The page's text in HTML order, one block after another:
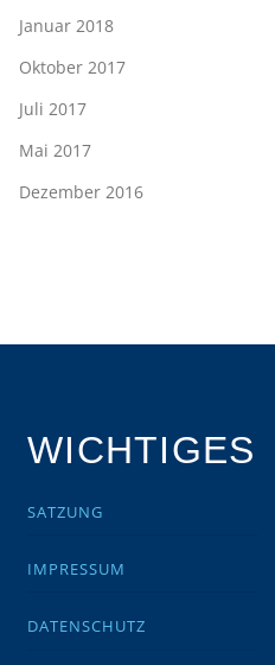
Januar 2018
Oktober 2017
Juli 2017
Mai 2017
Dezember 2016
WICHTIGES
SATZUNG
IMPRESSUM
DATENSCHUTZ